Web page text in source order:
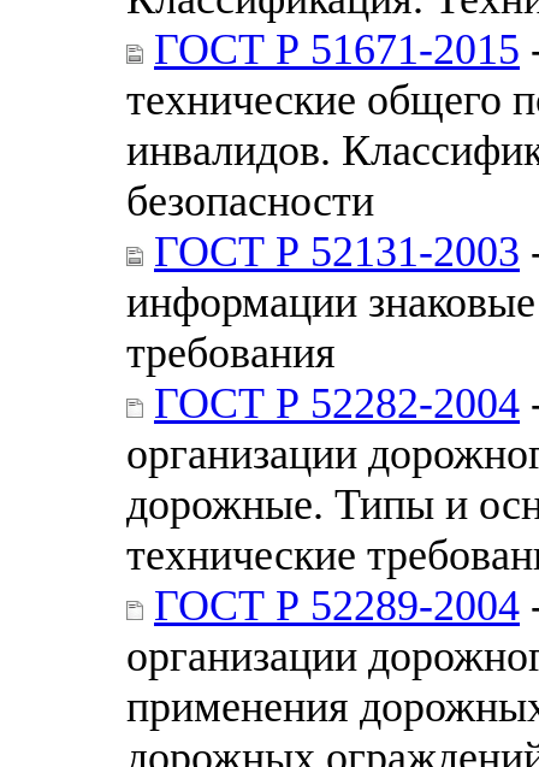
ГОСТ Р 51671-2015
технические общего
инвалидов.
безопасности
ГОСТ Р 52131-2003
информации
требования
ГОСТ Р 52282-2004
организации
дорожные. Типы и
технические
ГОСТ Р 52289-2004
организации
применения
дорожных